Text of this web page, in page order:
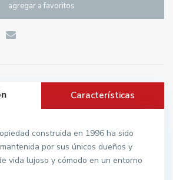
agregar a favoritos
Características
construida en 1996 ha sido
por sus únicos dueños y
vida lujoso y cómodo en un entorno